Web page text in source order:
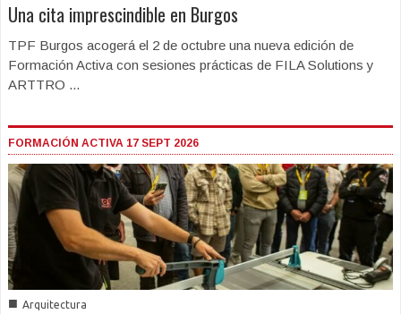
Una cita imprescindible en Burgos
TPF Burgos acogerá el 2 de octubre una nueva edición de
Formación Activa con sesiones prácticas de FILA Solutions y
ARTTRO ...
FORMACIÓN ACTIVA 17 SEPT 2026
■ Arquitectura